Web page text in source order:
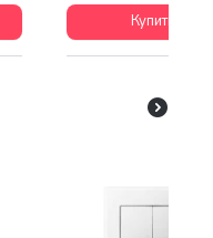
Купить